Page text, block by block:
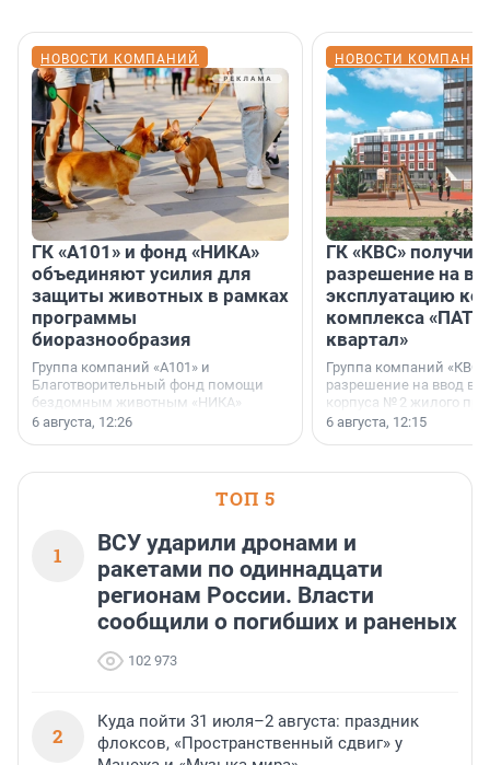
НОВОСТИ КОМПАНИЙ
ГК «А101» и фонд «НИКА»
объединяют усилия для
защиты животных в рамках
программы
биоразнообразия
Группа компаний «А101» и
Благотворительный фонд помощи
бездомным животным «НИКА»
заключили соглашение о
6 августа, 12:26
НОВОСТИ
ГК «КВС»
разрешение на
эксплуатацию
комплекса
квартал»
Группа компаний
разрешение на ввод в
корпуса № 2 жилого
Уютный квартал»,
6 августа, 12:15
ТОП 5
1
ВСУ ударили дронами и
ракетами по одиннадцати
регионам России. Власти
сообщили о погибших и раненых
102 973
2
Куда пойти 31 июля–2 августа: праздник
флоксов, «Пространственный сдвиг» у